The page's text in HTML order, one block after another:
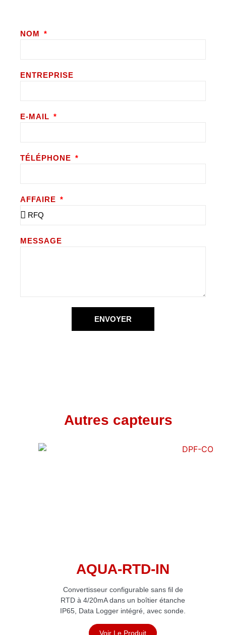
NOM
ENTREPRISE
E-MAIL
TÉLÉPHONE
AFFAIRE
MESSAGE
ENVOYER
Autres capteurs
AQUA-RTD-IN
Convertisseur configurable sans fil de
RTD à 4/20mA dans un boîtier étanche
IP65, Data Logger intégré, avec sonde.
Voir Le Produit